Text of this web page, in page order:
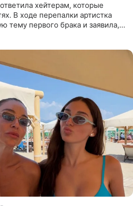
хейтерам, которые
В ходе перепалки артистка
тему первого брака и заявила,